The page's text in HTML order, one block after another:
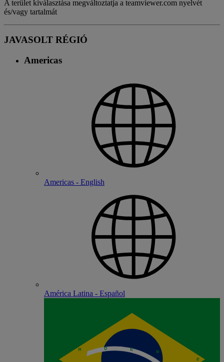
A terület kiválasztása megváltoztatja a teamviewer.com nyelvét
és/vagy tartalmát
JAVASOLT RÉGIÓ
Americas
Americas - English
América Latina - Español